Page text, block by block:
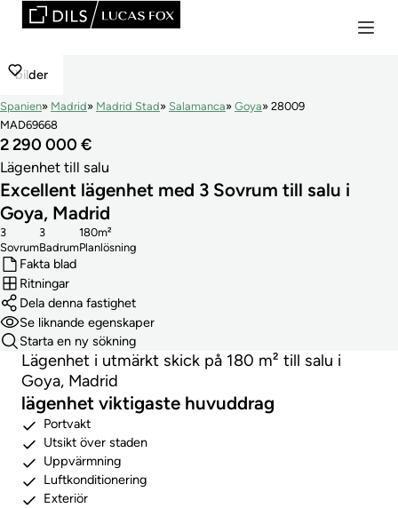
bilder
Spanien Madrid Madrid Stad Salamanca Goya
28009
MAD69668
2 290 000 €
Lägenhet till salu
Excellent lägenhet med 3 Sovrum till salu i
Goya, Madrid
Sovrum
3
Badrum
3
Planlösning
180m²
Fakta blad
Ritningar
Dela denna fastighet
Se liknande egenskaper
Starta en ny sökning
Lägenhet i utmärkt skick på 180 m² till salu i
Goya, Madrid
lägenhet viktigaste huvuddrag
Portvakt
Utsikt över staden
Uppvärmning
Luftkonditionering
Exteriör